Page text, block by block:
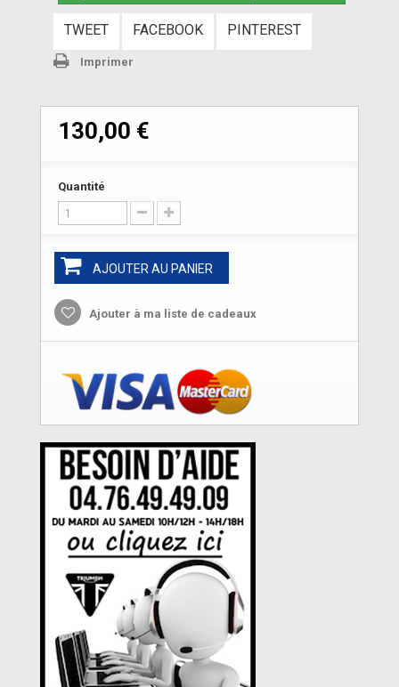
TWEET FACEBOOK PINTEREST
Imprimer
130,00 €
Quantité
AJOUTER AU PANIER
Ajouter à ma liste de cadeaux